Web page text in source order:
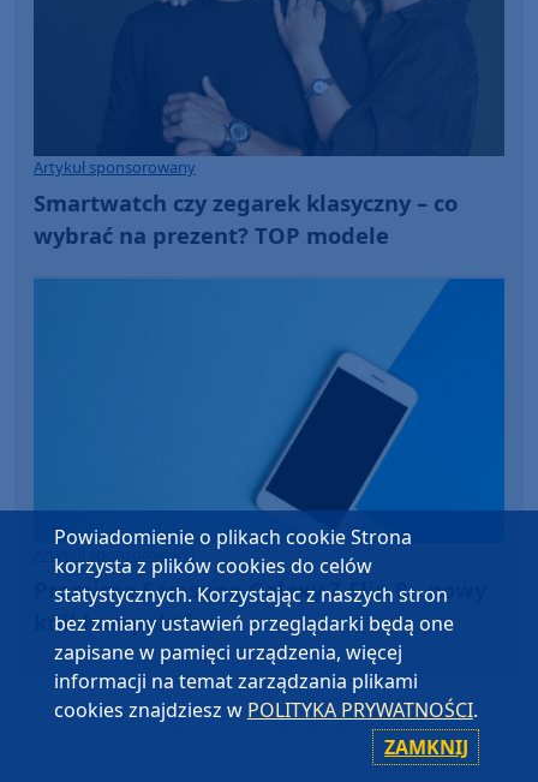
Artykuł sponsorowany
Smartwatch czy zegarek klasyczny – co
wybrać na prezent? TOP modele
Artykuł sponsorowany
Premiera Samsung Galaxy Z Flip 8 - nowy
król kompaktów
Powiadomienie o plikach cookie Strona
korzysta z plików cookies do celów
statystycznych. Korzystając z naszych stron
bez zmiany ustawień przeglądarki będą one
zapisane w pamięci urządzenia, więcej
informacji na temat zarządzania plikami
cookies znajdziesz w POLITYKA PRYWATNOŚCI.
ZAMKNIJ